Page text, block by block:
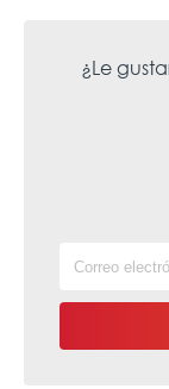
¿Le